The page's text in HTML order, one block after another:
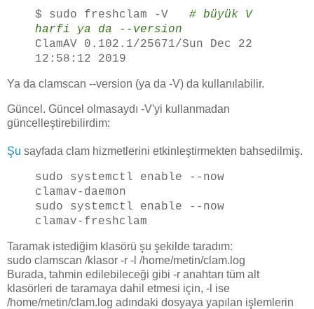
$ sudo freshclam -V # büyük V
harfi ya da --version
ClamAV 0.102.1/25671/Sun Dec 22
12:58:12 2019
Ya da clamscan --version (ya da -V) da kullanılabilir.
Güncel. Güncel olmasaydı -V'yi kullanmadan
güncelleştirebilirdim:
Şu sayfada clam hizmetlerini etkinleştirmekten bahsedilmiş.
sudo systemctl enable --now
clamav-daemon
sudo systemctl enable --now
clamav-freshclam
Taramak istediğim klasörü şu şekilde taradım:
sudo clamscan /klasor -r -l /home/metin/clam.log
Burada, tahmin edilebileceği gibi -r anahtarı tüm alt
klasörleri de taramaya dahil etmesi için, -l ise
/home/metin/clam.log adındaki dosyaya yapılan işlemlerin